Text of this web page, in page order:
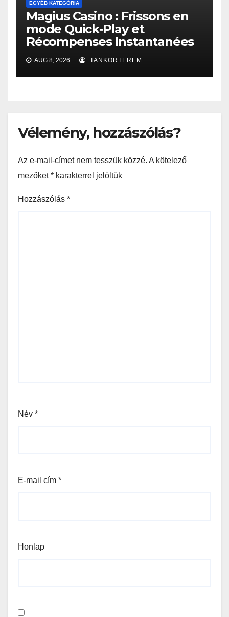
EGYÉB KATEGÓRIA
Magius Casino : Frissons en
mode Quick‑Play et
Récompenses Instantanées
AUG 8, 2026 TANKORTEREM
Vélemény, hozzászólás?
Az e-mail-címet nem tesszük közzé. A kötelező
mezőket* karakterrel jelöltük
Hozzászólás *
Név *
E-mail cím *
Honlap